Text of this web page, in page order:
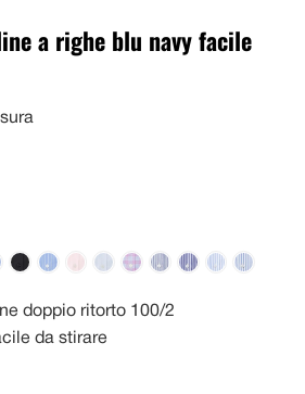
a righe blu navy facile
doppio ritorto 100/2
da stirare